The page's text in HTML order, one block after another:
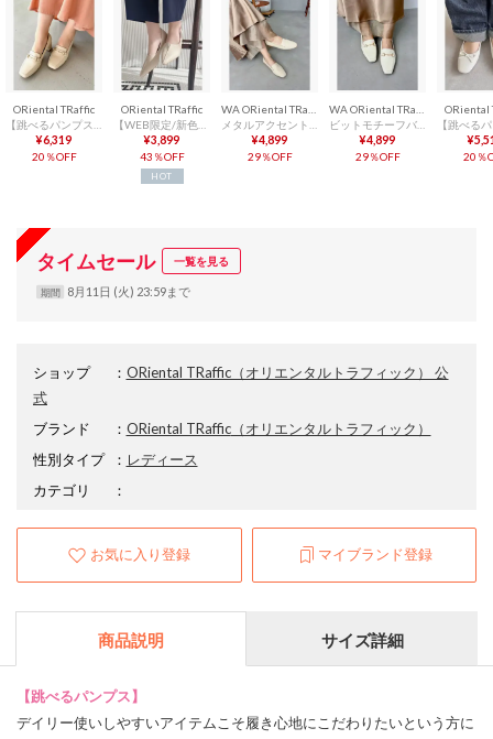
ORiental TRaffic
¥6,319
20％OFF
ORiental TRaffic
¥3,899
43％OFF
HOT
¥4,899
29％OFF
¥4,899
29％OFF
ORiental
20％
タイムセール 一覧を見る
期間 8月11日 (火) 23:59まで
ショップ ： ORiental TRaffic（オリエンタルトラフィック） 公
式
ブランド
： ORiental TRaffic（オリエンタルトラフィック）
性別タイプ
： レディース
カテゴリ
：
お気に入り登録 マイブランド登録
商品説明 サイズ詳細
【跳べるパンプス】
デイリー使いしやすいアイテムこそ履き心地にこだわりたいという方に